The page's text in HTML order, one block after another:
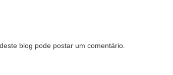
blog pode postar um comentário.